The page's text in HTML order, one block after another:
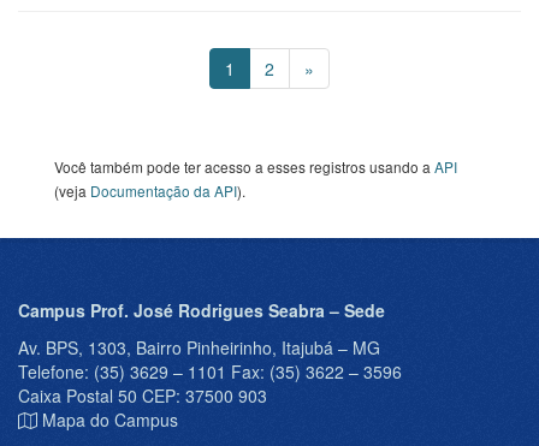
1 2 »
Você também pode ter acesso a esses registros usando a API
(veja Documentação da API).
Campus Prof. José Rodrigues Seabra – Sede
Av. BPS, 1303, Bairro Pinheirinho, Itajubá – MG
Telefone: (35) 3629 – 1101 Fax: (35) 3622 – 3596
Caixa Postal 50 CEP: 37500 903
Mapa do Campus